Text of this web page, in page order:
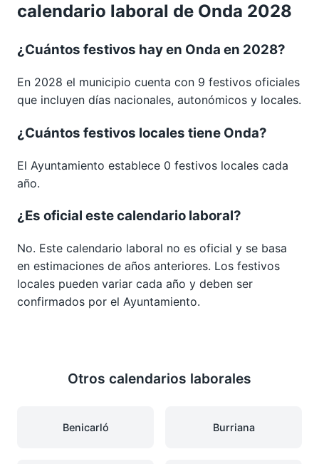
calendario laboral de Onda 2028
¿Cuántos festivos hay en Onda en 2028?
En 2028 el municipio cuenta con 9 festivos oficiales
que incluyen días nacionales, autonómicos y locales.
¿Cuántos festivos locales tiene Onda?
El Ayuntamiento establece 0 festivos locales cada
año.
¿Es oficial este calendario laboral?
No. Este calendario laboral no es oficial y se basa
en estimaciones de años anteriores. Los festivos
locales pueden variar cada año y deben ser
confirmados por el Ayuntamiento.
Otros calendarios laborales
Benicarló Burriana